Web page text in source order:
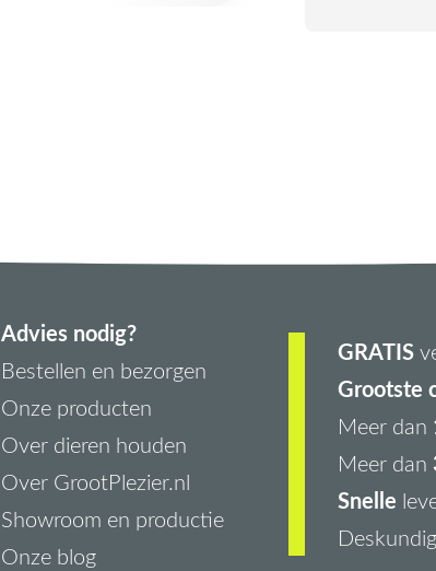
Advies nodig?
Bestellen en bezorgen
Onze producten
Over dieren houden
Over GrootPlezier.nl
Showroom en productie
Onze blog
GRATIS
Grootste
Meer dan
Meer dan
Snelle